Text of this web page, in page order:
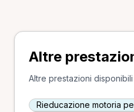
Altre
Altre prestazioni
Rieducazione motoria